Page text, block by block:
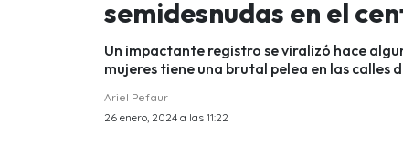
semidesnudas en el
Un impactante registro se viralizó hace
mujeres tiene una brutal pelea en las
Ariel Pefaur
26 enero, 2024 a las 11:22